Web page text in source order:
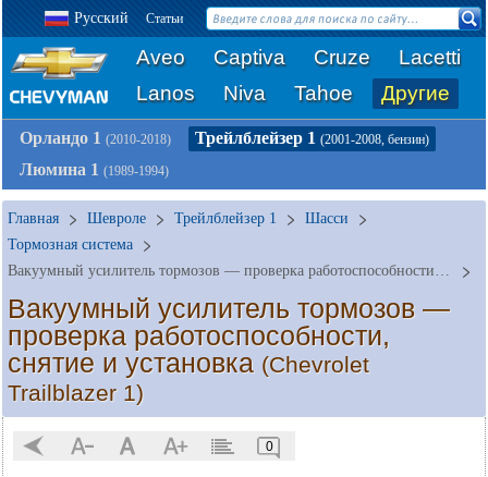
Русский Статьи
Aveo Captiva Cruze
Lacetti
Lanos
Niva Tahoe Другие
Орландо 1 (2010-2018) Трейлблейзер 1 (2001-2008, бензин)
Люмина 1 (1989-1994)
Главная Шевроле Трейлблейзер 1
Шасси
Тормозная система
Вакуумный усилитель тормозов — проверка работоспособности, снятие и установка
Вакуумный усилитель тормозов —
проверка работоспособности,
снятие и установка (Chevrolet
Trailblazer 1)
0